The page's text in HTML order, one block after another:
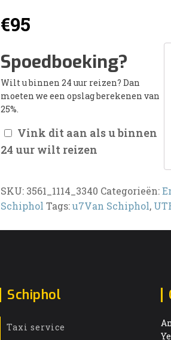
€95
Spoedboeking?
Wilt u binnen 24 uur reizen? Dan
moeten we een opslag berekenen van
25%.
Vink dit aan als u binnen
24 uur wilt reizen
SKU: 3561_1114_3340 Categorieën:
Schiphol Tags:u7Van Schiphol,
Schiphol
Taxi service